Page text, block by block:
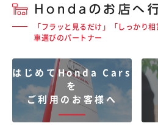
「フラッと見るだけ」「しっかり相
車選びのパートナー
はじめてHonda Cars
を
ご利用のお客様へ